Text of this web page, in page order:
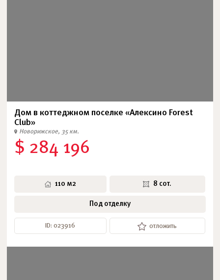
Дом в коттеджном поселке «Алексино Forest
Club»
Новорижское, 35 км.
$ 284 196
110 м2 8 сот.
Под отделку
ID: 023916 отложить